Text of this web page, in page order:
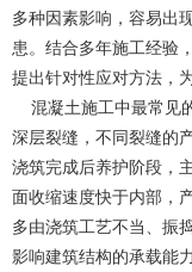
多种因素影响，容易出
患。结合多年施工经验
提出针对性应对方法，
混凝土施工中最常见
深层裂缝，不同裂缝的
浇筑完成后养护阶段，
面收缩速度快于内部，
多由浇筑工艺不当、振
影响建筑结构的承载能